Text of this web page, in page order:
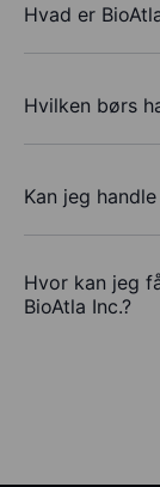
Hvad er
Hvilken børs
Kan jeg
Hvor kan jeg
BioAtla Inc.?